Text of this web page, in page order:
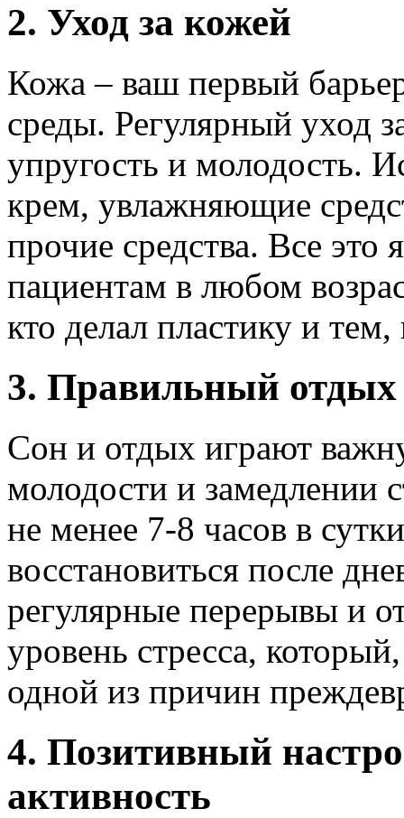
2. Уход за кожей
Кожа – ваш первый
среды. Регулярный уход
упругость и молодость.
крем, увлажняющие
прочие средства. Все
пациентам в любом
кто делал пластику и
3. Правильный отдых
Сон и отдых играют
молодости и замедлении
не менее 7-8 часов в
восстановиться после
регулярные перерывы и
уровень стресса,
одной из причин
4. Позитивный
активность